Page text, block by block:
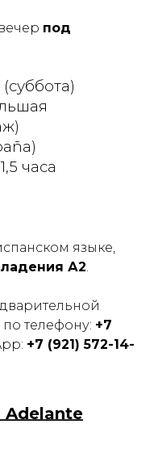
под
часа
языке,
А2.
телефону: +7
+7 (921) 572-14-
Adelante